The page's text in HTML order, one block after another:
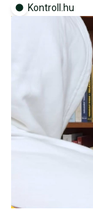
Kontroll.hu